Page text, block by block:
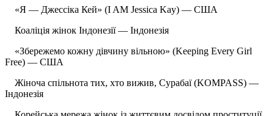
«Я — Джессіка Кей» (I AM Jessica Kay) — США
Коаліція жінок Індонезії — Індонезія
«Збережемо кожну дівчину вільною» (Keeping Every Girl
Free) — США
Жіноча спільнота тих, хто вижив, Сурабаї (KOMPASS) —
Індонезія